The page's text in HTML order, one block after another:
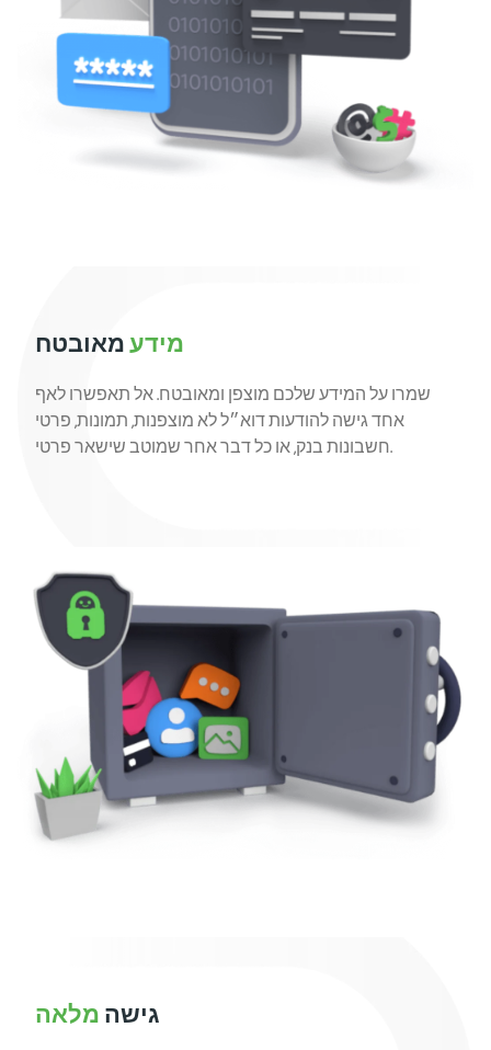
מידעמאובטח
שמרו על המידע שלכם מוצפן ומאובטח. אל תאפשרו לאף
אחד גישה להודעות דוא״ל לא מוצפנות, תמונות, פרטי
חשבונות בנק, או כל דבר אחר שמוטב שישאר פרטי.
גישהמלאה